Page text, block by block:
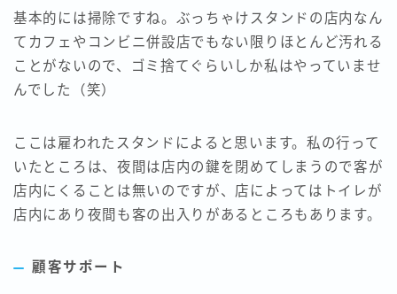
基本的には掃除ですね。ぶっちゃけスタンドの店内なん
てカフェやコンビニ併設店でもない限りほとんど汚れる
ことがないので、ゴミ捨てぐらいしか私はやっていませ
んでした（笑）
ここは雇われたスタンドによると思います。私の行って
いたところは、夜間は店内の鍵を閉めてしまうので客が
店内にくることは無いのですが、店によってはトイレが
店内にあり夜間も客の出入りがあるところもあります。
顧客サポート